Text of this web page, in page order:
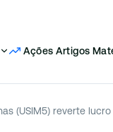
Ações Artigos